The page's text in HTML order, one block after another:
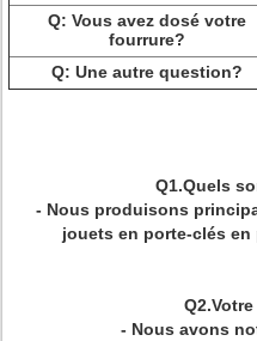
Q: Vous avez dosé votre
fourrure?
Q: Une autre question?
Q1.Quels
- Nous produisons
jouets en porte-clés
- Nous avons